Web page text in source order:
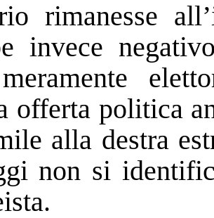
rimanesse
invece
offerta politica
alla destra
non si